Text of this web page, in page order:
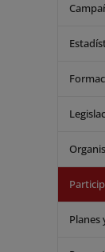
Planes